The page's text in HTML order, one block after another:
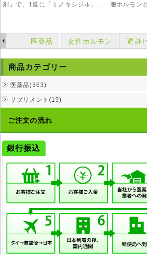
剤」で、1錠に「ミノキシジル」
胞ホルモン
医薬品 女性ホルモン 避妊
商品カテゴリー
医薬品(363)
サプリメント(19)
ご注文の流れ
銀行振込